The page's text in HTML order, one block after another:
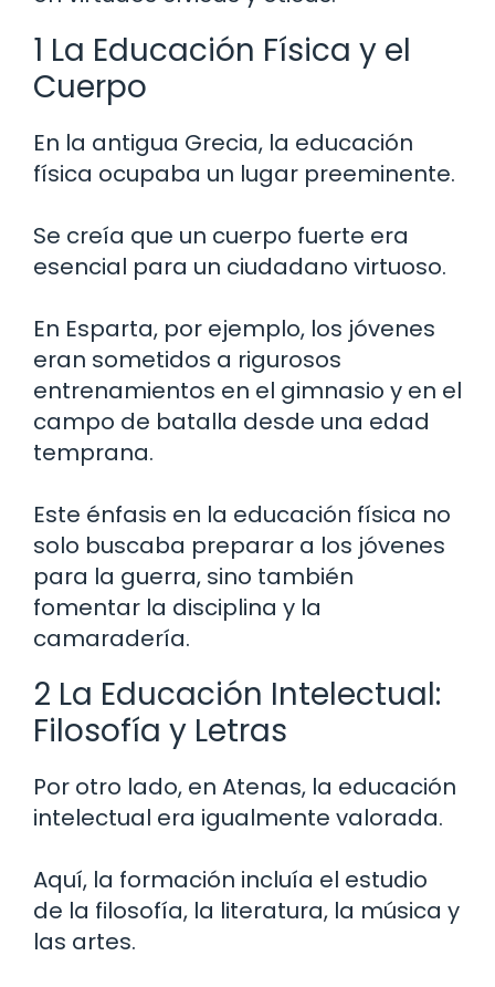
1 La Educación Física y el
Cuerpo
En la antigua Grecia, la educación
física ocupaba un lugar preeminente.
Se creía que un cuerpo fuerte era
esencial para un ciudadano virtuoso.
En Esparta, por ejemplo, los jóvenes
eran sometidos a rigurosos
entrenamientos en el gimnasio y en el
campo de batalla desde una edad
temprana.
Este énfasis en la educación física no
solo buscaba preparar a los jóvenes
para la guerra, sino también
fomentar la disciplina y la
camaradería.
2 La Educación Intelectual:
Filosofía y Letras
Por otro lado, en Atenas, la educación
intelectual era igualmente valorada.
Aquí, la formación incluía el estudio
de la filosofía, la literatura, la música y
las artes.